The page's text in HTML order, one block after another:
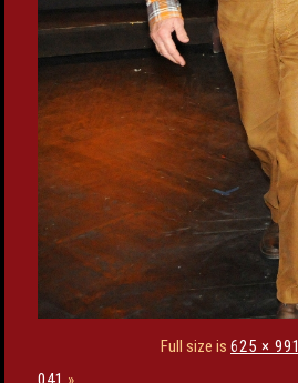
Full size is 625 × 991